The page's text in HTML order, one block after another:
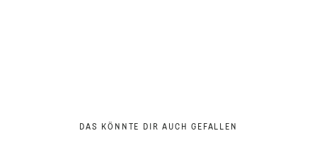
DAS KÖNNTE DIR AUCH GEFALLEN